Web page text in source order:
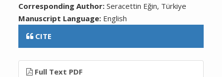
Corresponding Author:Seracettin Eğin, Türkiye
Manuscript Language: English
CITE
Full Text PDF